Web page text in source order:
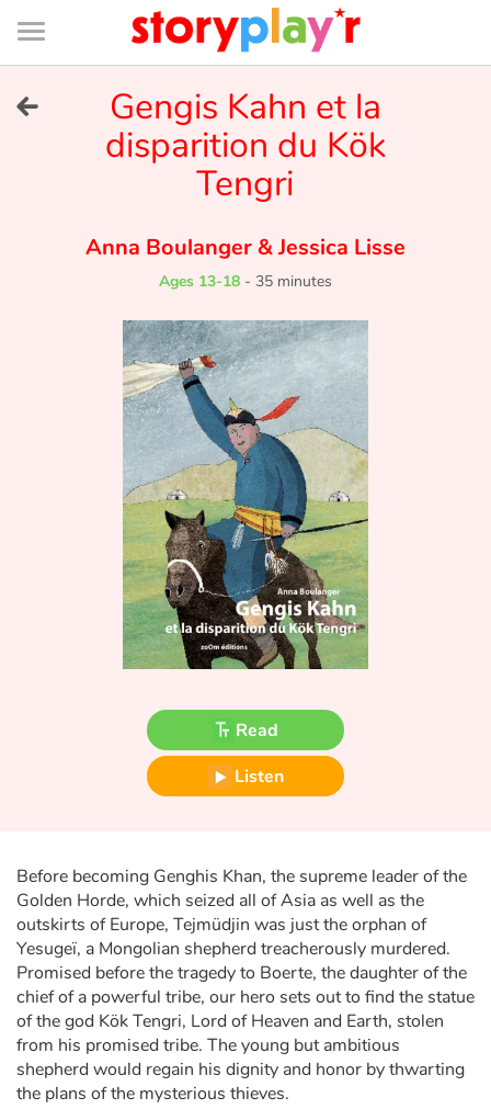
Connexion
Bibliothèque
de
page
Tales and classics in french
Fable, myth, literature and poetry
Princesses and princes, kings, queens and dragons
Ogres, monsters and witches
Heroines and Heroes
Ecology, nature, seasons
Around the world
Learning
Arts, space, activities
Documentaries
With the family
Gengis Kahn et la
disparition du Kök
Tengri
Anna Boulanger&Jessica Lisse
Ages 13-18 - 35 minutes
Read
Listen
Before becoming Genghis Khan, the supreme leader of the
Golden Horde, which seized all of Asia as well as the
outskirts of Europe, Tejmüdjin was just the orphan of
Yesugeï, a Mongolian shepherd treacherously murdered.
Promised before the tragedy to Boerte, the daughter of the
chief of a powerful tribe, our hero sets out to find the statue
of the god Kök Tengri, Lord of Heaven and Earth, stolen
from his promised tribe. The young but ambitious
shepherd would regain his dignity and honor by thwarting
the plans of the mysterious thieves.